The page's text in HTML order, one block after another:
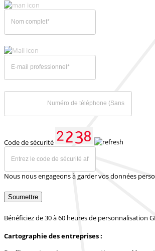
Code de sécurité
Nous nous engageons à garder vos données
Soumettre
Bénéficiez de 30 à 60 heures de personnalisation
Cartographie des entreprises :